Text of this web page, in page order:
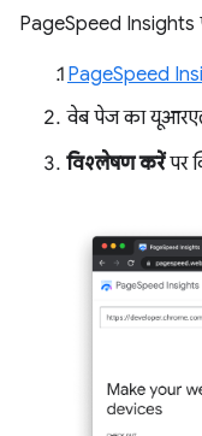
PageSpeed Insights
PageSpeed
वेब पेज का
विश्लेषण करेंपर